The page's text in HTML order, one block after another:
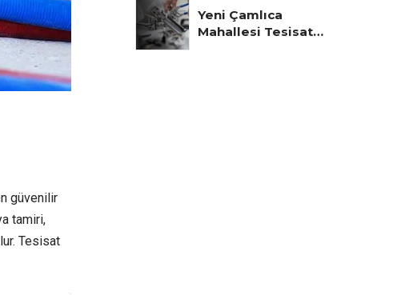
güvenilir
tamiri,
Tesisat
Yeni Çamlıca
Mahallesi Tesisat